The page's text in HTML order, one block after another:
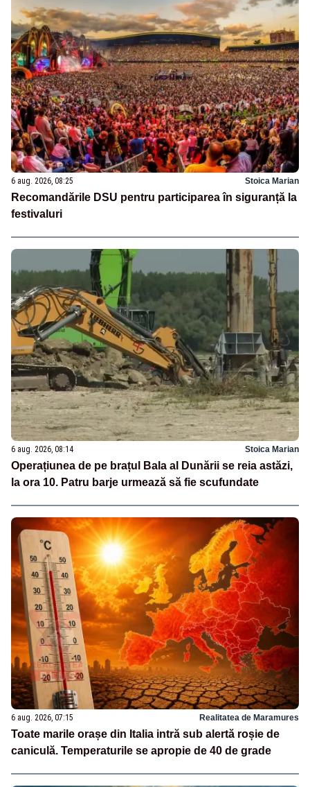
6 aug. 2026, 08:25 Stoica Marian
Recomandările DSU pentru participarea în siguranță la
festivaluri
6 aug. 2026, 08:14 Stoica Marian
Operațiunea de pe brațul Bala al Dunării se reia astăzi,
la ora 10. Patru barje urmează să fie scufundate
6 aug. 2026, 07:15 Realitatea de Maramures
Toate marile orașe din Italia intră sub alertă roșie de
caniculă. Temperaturile se apropie de 40 de grade